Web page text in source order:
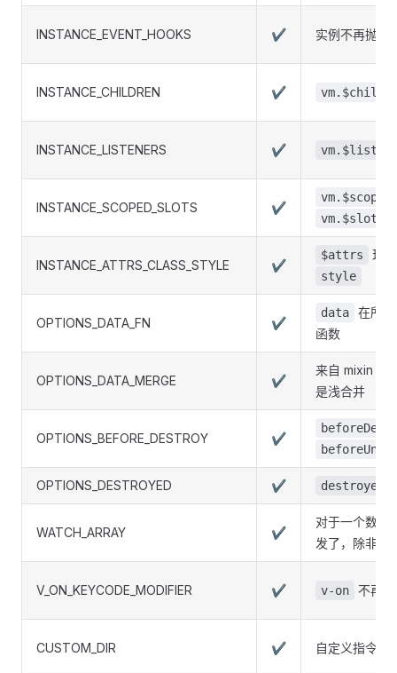
INSTANCE_EVENT_HOOKS ✔ 实例不再抛出
INSTANCE_CHILDREN ✔
INSTANCE_LISTENERS ✔
INSTANCE_SCOPED_SLOTS ✔
vm.$slots
INSTANCE_ATTRS_CLASS_STYLE ✔
$attrs 现
style
OPTIONS_DATA_FN ✔
data
在所
函数
OPTIONS_DATA_MERGE ✔
来自 mixin 或
是浅合并
OPTIONS_BEFORE_DESTROY ✔
OPTIONS_DESTROYED ✔ destroyed
WATCH_ARRAY ✔
对于一个数组
发了，除非使
V_ON_KEYCODE_MODIFIER ✔ v-on 不再
CUSTOM_DIR ✔ 自定义指令钩